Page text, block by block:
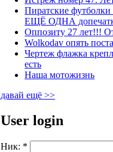
Пиратские
ЕЩЁ ОДНА
Оппозиту 27 лет!!!
Wolkodav опять
Чертеж флажка
есть
Наша мотожизнь
давай ещё >>
User login
Ник: *